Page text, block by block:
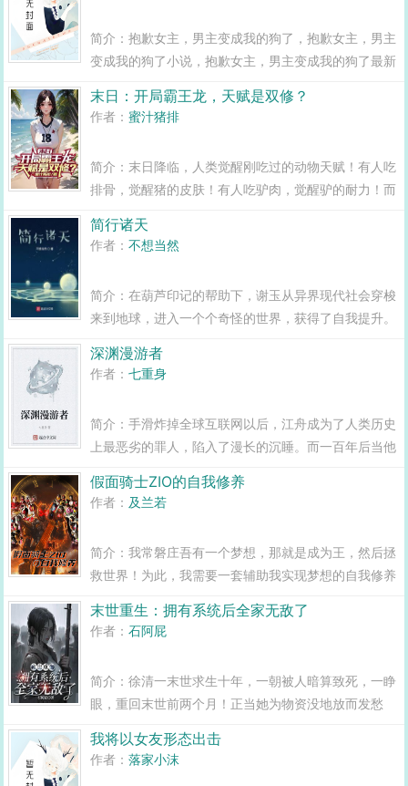
简介：抱歉女主，男主变成我的狗了，抱歉女主，男主
变成我的狗了小说，抱歉女主，男主变成我的狗了最新
末日：开局霸王龙，天赋是双修？
作者：蜜汁猪排
简介：末日降临，人类觉醒刚吃过的动物天赋！有人吃
排骨，觉醒猪的皮肤！有人吃驴肉，觉醒驴的耐力！而
简行诸天
作者：不想当然
简介：在葫芦印记的帮助下，谢玉从异界现代社会穿梭
来到地球，进入一个个奇怪的世界，获得了自我提升。
深渊漫游者
作者：七重身
简介：手滑炸掉全球互联网以后，江舟成为了人类历史
上最恶劣的罪人，陷入了漫长的沉睡。而一百年后当他
明，充斥着控制与反抗的失控时代。深渊之中，无以计
假面骑士ZIO的自我修养
作者： 及兰若
简介：我常磐庄吾有一个梦想，那就是成为王，然后拯
救世界！为此，我需要一套辅助我实现梦想的自我修养
我的魔王陛下，这样不好吧？...
末世重生：拥有系统后全家无敌了
作者：石阿屁
简介：徐清一末世求生十年，一朝被人暗算致死，一睁
眼，重回末世前两个月！正当她为物资没地放而发愁
人，还有一点小功能。于是全家开启疯狂囤货模式！末
我将以女友形态出击
作者：落家小沫